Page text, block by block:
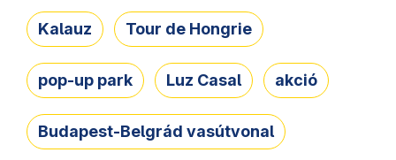
Kalauz Tour de Hongrie
pop-up park Luz Casal akció
Budapest-Belgrád vasútvonal